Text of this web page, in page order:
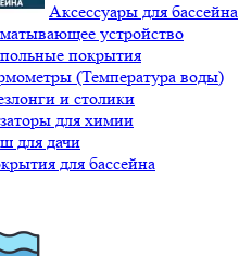
Аксессуары для бассейна
устройство
покрытия
(Температура воды)
и столики
для химии
для дачи
для бассейна